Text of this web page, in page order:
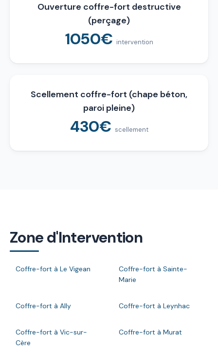
Ouverture coffre-fort destructive
(perçage)
1050€ intervention
Scellement coffre-fort (chape béton,
paroi pleine)
430€ scellement
Zone d'Intervention
Coffre-fort à Le Vigean
Coffre-fort à Sainte-
Marie
Coffre-fort à Ally Coffre-fort à Leynhac
Coffre-fort à Vic-sur-
Cère
Coffre-fort à Murat